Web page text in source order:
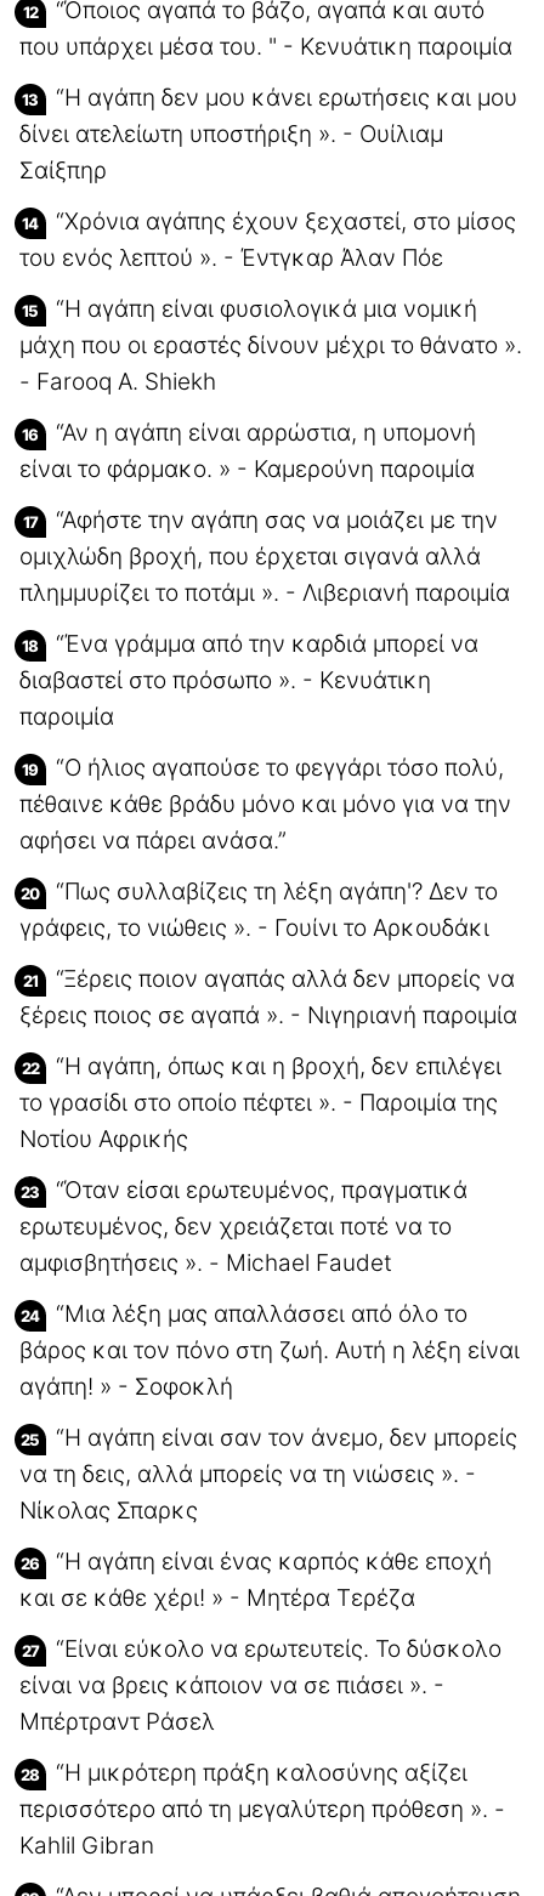
“Όποιος αγαπά το βάζο, αγαπά και αυτό
που υπάρχει μέσα του. " - Κενυάτικη παροιμία
“Η αγάπη δεν μου κάνει ερωτήσεις και μου
δίνει ατελείωτη υποστήριξη ». - Ουίλιαμ
Σαίξπηρ
“Χρόνια αγάπης έχουν ξεχαστεί, στο μίσος
του ενός λεπτού ». - Έντγκαρ Άλαν Πόε
“Η αγάπη είναι φυσιολογικά μια νομική
μάχη που οι εραστές δίνουν μέχρι το θάνατο ».
- Farooq A. Shiekh
“Αν η αγάπη είναι αρρώστια, η υπομονή
είναι το φάρμακο. » - Καμερούνη παροιμία
“Αφήστε την αγάπη σας να μοιάζει με την
ομιχλώδη βροχή, που έρχεται σιγανά αλλά
πλημμυρίζει το ποτάμι ». - Λιβεριανή παροιμία
“Ένα γράμμα από την καρδιά μπορεί να
διαβαστεί στο πρόσωπο ». - Κενυάτικη
παροιμία
“Ο ήλιος αγαπούσε το φεγγάρι τόσο πολύ,
πέθαινε κάθε βράδυ μόνο και μόνο για να την
αφήσει να πάρει ανάσα.”
“Πως συλλαβίζεις τη λέξη αγάπη'? Δεν το
γράφεις, το νιώθεις ». - Γουίνι το Αρκουδάκι
“Ξέρεις ποιον αγαπάς αλλά δεν μπορείς να
ξέρεις ποιος σε αγαπά ». - Νιγηριανή παροιμία
“Η αγάπη, όπως και η βροχή, δεν επιλέγει
το γρασίδι στο οποίο πέφτει ». - Παροιμία της
Νοτίου Αφρικής
“Όταν είσαι ερωτευμένος, πραγματικά
ερωτευμένος, δεν χρειάζεται ποτέ να το
αμφισβητήσεις ». - Michael Faudet
“Μια λέξη μας απαλλάσσει από όλο το
βάρος και τον πόνο στη ζωή. Αυτή η λέξη είναι
αγάπη! » - Σοφοκλή
“Η αγάπη είναι σαν τον άνεμο, δεν μπορείς
να τη δεις, αλλά μπορείς να τη νιώσεις ». -
Νίκολας Σπαρκς
“Η αγάπη είναι ένας καρπός κάθε εποχή
και σε κάθε χέρι! » - Μητέρα Τερέζα
“Είναι εύκολο να ερωτευτείς. Το δύσκολο
είναι να βρεις κάποιον να σε πιάσει ». -
Μπέρτραντ Ράσελ
“Η μικρότερη πράξη καλοσύνης αξίζει
περισσότερο από τη μεγαλύτερη πρόθεση ». -
Kahlil Gibran